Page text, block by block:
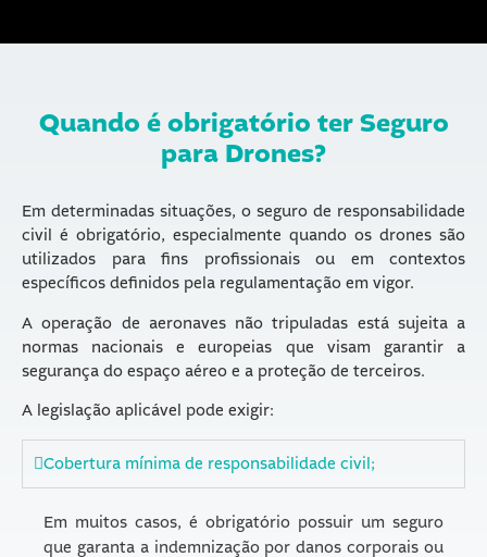
Quando é obrigatório ter Seguro
para Drones?
Em determinadas situações, o seguro de responsabilidade
civil é obrigatório, especialmente quando os drones são
utilizados para fins profissionais ou em contextos
específicos definidos pela regulamentação em vigor.
A operação de aeronaves não tripuladas está sujeita a
normas nacionais e europeias que visam garantir a
segurança do espaço aéreo e a proteção de terceiros.
A legislação aplicável pode exigir:
Cobertura mínima de responsabilidade civil;
Em muitos casos, é obrigatório possuir um seguro
que garanta a indemnização por danos corporais ou